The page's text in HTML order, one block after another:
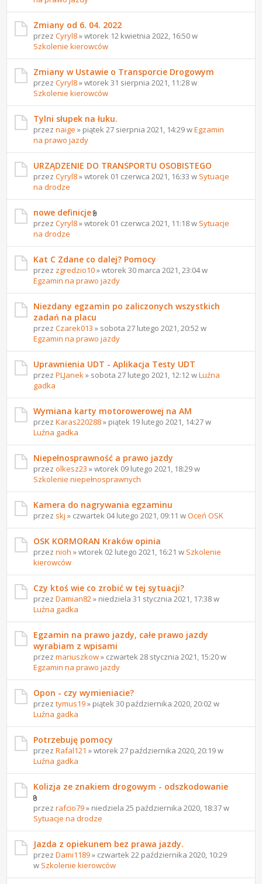
Zmiany od 6. 04. 2022
przezCyryl8» wtorek 12 kwietnia 2022, 16:50 w
Szkolenie kierowców
Zmiany w Ustawie o Transporcie Drogowym
przezCyryl8» wtorek 31 sierpnia 2021, 11:28 w
Szkolenie kierowców
Tylni słupek na łuku.
przeznaige » piątek 27 sierpnia 2021, 14:29 wEgzamin
na prawo jazdy
URZĄDZENIE DO TRANSPORTU OSOBISTEGO
przezCyryl8» wtorek 01 czerwca 2021, 16:33 w Sytuacje
na drodze
nowe definicje
przezCyryl8» wtorek 01 czerwca 2021, 11:18 w Sytuacje
na drodze
Kat C Zdane co dalej? Pomocy
przez zgredzio10» wtorek 30 marca 2021, 23:04 w
Egzamin na prawo jazdy
Niezdany egzamin po zaliczonych wszystkich
zadań na placu
przezCzarek013 » sobota 27 lutego 2021, 20:52 w
Egzamin na prawo jazdy
Uprawnienia UDT - Aplikacja Testy UDT
przezPLJanek » sobota 27 lutego 2021, 12:12 wLuźna
gadka
Wymiana karty motorowerowej na AM
przezKaras220288» piątek 19 lutego 2021, 14:27 w
Luźna gadka
Niepełnosprawność a prawo jazdy
przezolkesz23 » wtorek 09 lutego 2021, 18:29 w
Szkolenie niepełnosprawnych
Kamera do nagrywania egzaminu
przez skj » czwartek 04 lutego 2021, 09:11 wOceń OSK
OSK KORMORAN Kraków opinia
przeznioh » wtorek 02 lutego 2021, 16:21 w Szkolenie
kierowców
Czy ktoś wie co zrobić w tej sytuacji?
przezDamian82 » niedziela 31 stycznia 2021, 17:38 w
Luźna gadka
Egzamin na prawo jazdy, całe prawo jazdy
wyrabiam z wpisami
przezmariuszkow» czwartek 28 stycznia 2021, 15:20 w
Egzamin na prawo jazdy
Opon - czy wymieniacie?
przeztymus19» piątek 30 października 2020, 20:02 w
Luźna gadka
Potrzebuję pomocy
przezRafal121 » wtorek 27 października 2020, 20:19 w
Luźna gadka
Kolizja ze znakiem drogowym - odszkodowanie
przezrafcio79» niedziela 25 października 2020, 18:37 w
Sytuacje na drodze
Jazda z opiekunem bez prawa jazdy.
przezDami1189» czwartek 22 października 2020, 10:29
w Szkolenie kierowców